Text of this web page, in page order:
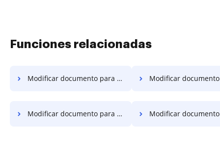
Funciones relacionadas
Modificar documento para firma en móvil Modificar documento para firma
Modificar documento para firma en Windows Modificar documento para firma